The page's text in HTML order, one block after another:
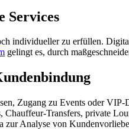
Services
individueller zu erfüllen.
gelingt es, durch
Zugang zu Events oder
Chauffeur-Transfers, private
Analyse von